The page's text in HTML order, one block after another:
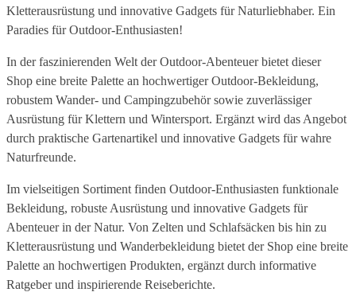
Kletterausrüstung und innovative Gadgets für Naturliebhaber. Ein
Paradies für Outdoor-Enthusiasten!
In der faszinierenden Welt der Outdoor-Abenteuer bietet dieser
Shop eine breite Palette an hochwertiger Outdoor-Bekleidung,
robustem Wander- und Campingzubehör sowie zuverlässiger
Ausrüstung für Klettern und Wintersport. Ergänzt wird das Angebot
durch praktische Gartenartikel und innovative Gadgets für wahre
Naturfreunde.
Im vielseitigen Sortiment finden Outdoor-Enthusiasten funktionale
Bekleidung, robuste Ausrüstung und innovative Gadgets für
Abenteuer in der Natur. Von Zelten und Schlafsäcken bis hin zu
Kletterausrüstung und Wanderbekleidung bietet der Shop eine breite
Palette an hochwertigen Produkten, ergänzt durch informative
Ratgeber und inspirierende Reiseberichte.